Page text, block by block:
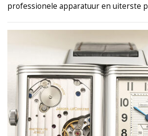
professionele apparatuur en uiterste